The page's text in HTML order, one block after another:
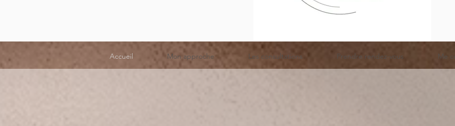
Accueil Mon approche Les consultations Prendre rendez-vous Me